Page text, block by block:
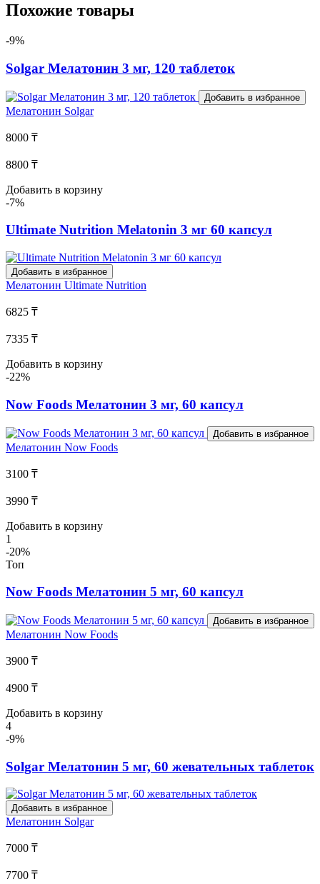
Похожие товары
-9%
Solgar Мелатонин 3 мг, 120 таблеток
Добавить в избранное
Мелатонин Solgar
8000 ₸
8800 ₸
Добавить в корзину
-7%
Ultimate Nutrition Melatonin 3 мг 60 капсул
Добавить в избранное
Мелатонин Ultimate Nutrition
6825 ₸
7335 ₸
Добавить в корзину
-22%
Now Foods Мелатонин 3 мг, 60 капсул
Добавить в избранное
Мелатонин Now Foods
3100 ₸
3990 ₸
Добавить в корзину
1
-20%
Топ
Now Foods Мелатонин 5 мг, 60 капсул
Добавить в избранное
Мелатонин Now Foods
3900 ₸
4900 ₸
Добавить в корзину
4
-9%
Solgar Мелатонин 5 мг, 60 жевательных таблеток
Добавить в избранное
Мелатонин Solgar
7000 ₸
7700 ₸